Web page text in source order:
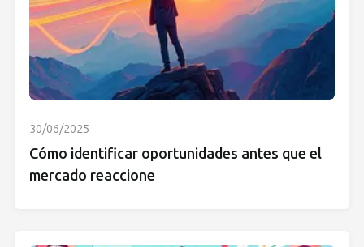
30/06/2025
Cómo identificar oportunidades antes que el
mercado reaccione